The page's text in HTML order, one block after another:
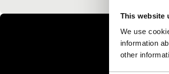
This website
We use
information
other